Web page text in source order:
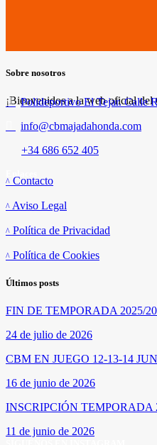
Sobre nosotros
¡Bienvenidos a la web oficial
Polideportivo El Tejar. Calle
info@cbmajadahonda.com
+34 686 652 405
Contacto
Aviso Legal
Política de Privacidad
Política de Cookies
Últimos posts
FIN DE TEMPORADA 2025/
24 de julio de 2026
CBM EN JUEGO 12-13-14 JUN
16 de junio de 2026
INSCRIPCIÓN TEMPORADA
11 de junio de 2026